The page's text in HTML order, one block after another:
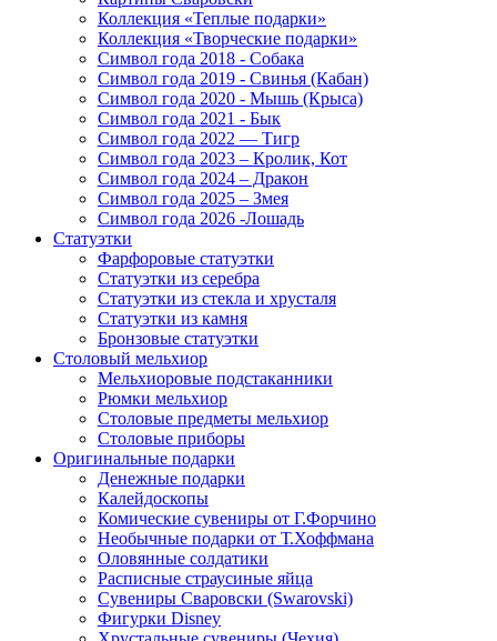
Коллекция «Теплые подарки»
Коллекция «Творческие подарки»
Символ года 2018 - Собака
Символ года 2019 - Свинья (Кабан)
Символ года 2020 - Мышь (Крыса)
Символ года 2021 - Бык
Символ года 2022 — Тигр
Символ года 2023 – Кролик, Кот
Символ года 2024 – Дракон
Символ года 2025 – Змея
Символ года 2026 -Лошадь
Статуэтки
Фарфоровые статуэтки
Статуэтки из серебра
Статуэтки из стекла и хрусталя
Статуэтки из камня
Бронзовые статуэтки
Столовый мельхиор
Мельхиоровые подстаканники
Рюмки мельхиор
Столовые предметы мельхиор
Столовые приборы
Оригинальные подарки
Денежные подарки
Калейдоскопы
Комические сувениры от Г.Форчино
Необычные подарки от Т.Хоффмана
Оловянные солдатики
Расписные страусиные яйца
Сувениры Сваровски (Swarovski)
Фигурки Disney